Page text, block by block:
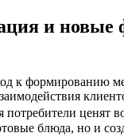
и новые
к формированию
ценят
блюда, но и